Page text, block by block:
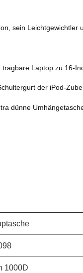
sein
Laptop zu 16-
der iPod-
dünne
1000D